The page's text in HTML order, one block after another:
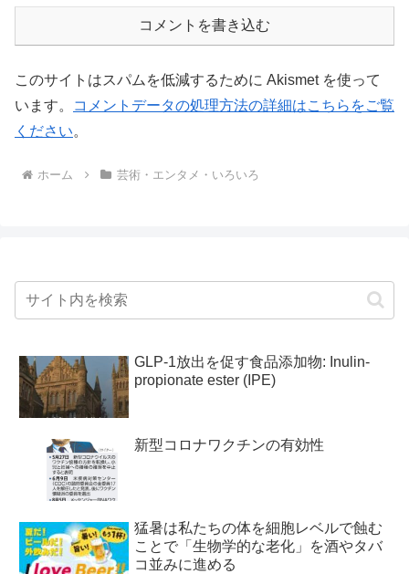
コメントを書き込む
このサイトはスパムを低減するために Akismet を使って
います。
コメントデータの処理方法の詳細はこちらをご覧
ください。
ホーム 芸術・エンタメ・いろいろ
GLP-1放出を促す食品添加物: Inulin-
propionate ester (IPE)
新型コロナワクチンの有効性
猛暑は私たちの体を細胞レベルで蝕む
ことで「生物学的な老化」を酒やタバ
コ並みに進める